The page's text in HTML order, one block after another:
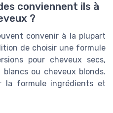
conviennent ils à
?
convenir à la plupart
de choisir une formule
pour cheveux secs,
ou cheveux blonds.
la formule ingrédients et